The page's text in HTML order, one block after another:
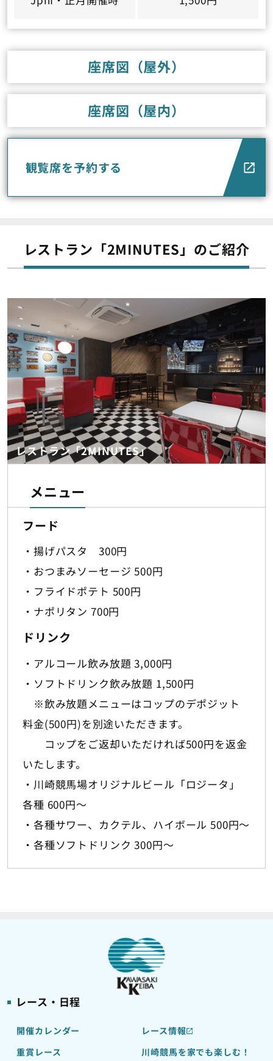
座席図（屋外）
座席図（屋内）
観覧席を予約する
レストラン「2MINUTES」のご紹介
レストラン「2MINUTES」
メニュー
フード
・揚げパスタ 300円
・おつまみソーセージ 500円
・フライドポテト 500円
・ナポリタン 700円
ドリンク
・アルコール飲み放題 3,000円
・ソフトドリンク飲み放題 1,500円
※飲み放題メニューはコップのデポジット
料金(500円)を別途いただきます。
コップをご返却いただければ500円を返金
いたします。
・川崎競馬場オリジナルビール「ロジータ」
各種 600円～
・各種サワー、カクテル、ハイボール 500円～
・各種ソフトドリンク 300円～
レース・日程
開催カレンダー
レース情報
重賞レース
川崎競馬を家でも楽しむ！